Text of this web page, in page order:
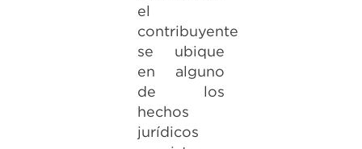
el
contribuyente
se ubique
en alguno
de los
hechos
jurídicos